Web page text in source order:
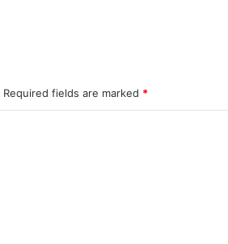
Required fields are marked *